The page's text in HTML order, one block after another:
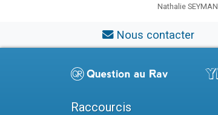
Nathalie SEYMAN
Nous contacter
Raccourcis